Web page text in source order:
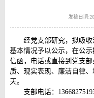
发稿日期
经党支部研究，拟吸
基本情况予以公示，在公
信函，电话或直接到党支
质、现实表现、廉洁自律
天。
支部电话：